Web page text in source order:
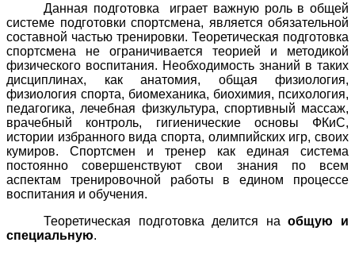
Данная подготовка
играет важную роль в общей
системе подготовки спортсмена, является обязательной
составной частью тренировки. Теоретическая подготовка
спортсмена не ограничивается теорией и методикой
физического воспитания. Необходимость знаний в таких
дисциплинах, как анатомия, общая физиология,
физиология спорта, биомеханика, биохимия, психология,
педагогика, лечебная физкультура, спортивный массаж,
врачебный контроль, гигиенические основы ФКиС,
истории избранного вида спорта, олимпийских игр, своих
кумиров. Спортсмен и тренер как единая система
постоянно совершенствуют свои знания по всем
аспектам тренировочной работы в едином процессе
воспитания и обучения.
Теоретическая подготовка делится наобщую и
специальную.